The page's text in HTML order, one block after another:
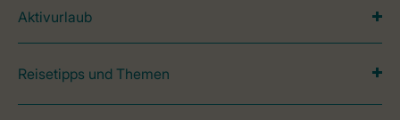
Aktivurlaub
Reisetipps und Themen